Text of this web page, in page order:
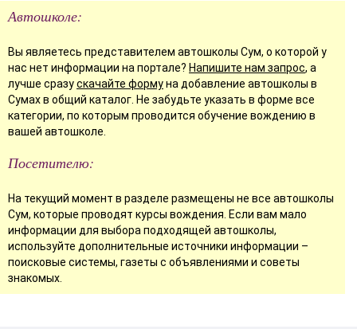
Автошколе:
Вы являетесь представителем автошколы Сум, о которой у
нас нет информации на портале? Напишите нам запрос, а
лучше сразускачайте формуна добавление автошколы в
Сумах в общий каталог. Не забудьте указать в форме все
категории, по которым проводится обучение вождению в
вашей автошколе.
Посетителю:
На текущий момент в разделе размещены не все автошколы
Сум, которые проводят курсы вождения. Если вам мало
информации для выбора подходящей автошколы,
используйте дополнительные источники информации –
поисковые системы, газеты с объявлениями и советы
знакомых.